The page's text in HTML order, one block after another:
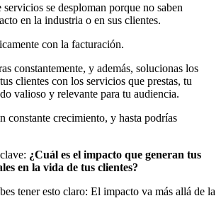
se desploman porque no saben
en la industria o en sus clientes.
con la facturación.
constantemente, y además, solucionas los
clientes con los servicios que prestas, tu
valioso y relevante para tu audiencia.
constante crecimiento, y hasta podrías
¿Cuál es el impacto que generan tus
en la vida de tus clientes?
tener esto claro: El impacto va más allá de la